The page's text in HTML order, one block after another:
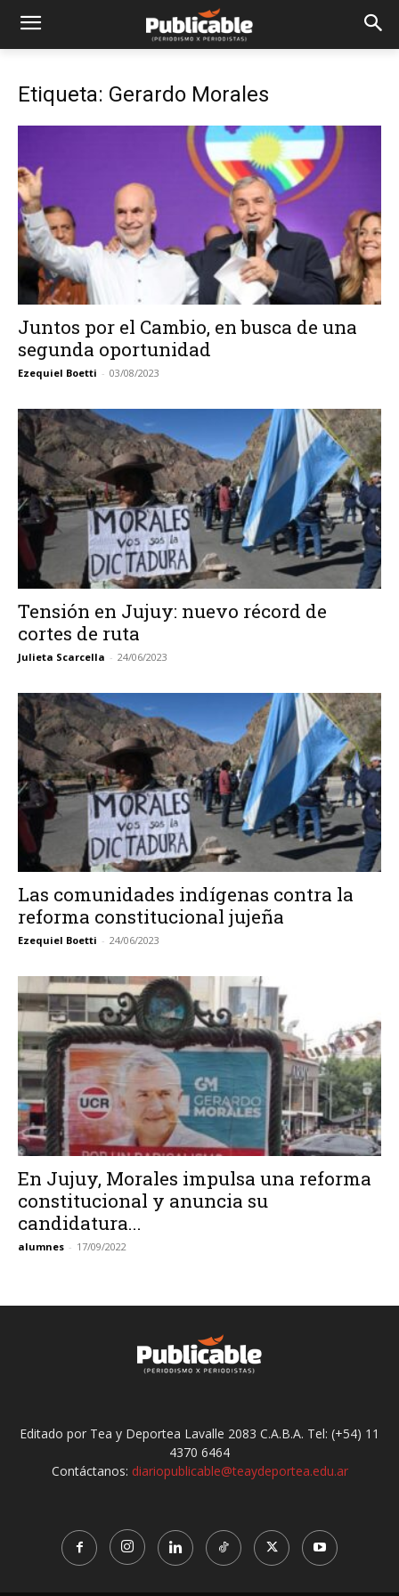
Etiqueta: Gerardo Morales
Juntos por el Cambio, en busca de una
segunda oportunidad
Ezequiel Boetti - 03/08/2023
Tensión en Jujuy: nuevo récord de
cortes de ruta
Julieta Scarcella - 24/06/2023
Las comunidades indígenas contra la
reforma constitucional jujeña
Ezequiel Boetti - 24/06/2023
En Jujuy, Morales impulsa una reforma
constitucional y anuncia su
candidatura...
alumnes - 17/09/2022
Editado por Tea y Deportea Lavalle 2083 C.A.B.A. Tel: (+54) 11
4370 6464
Contáctanos: diariopublicable@teaydeportea.edu.ar